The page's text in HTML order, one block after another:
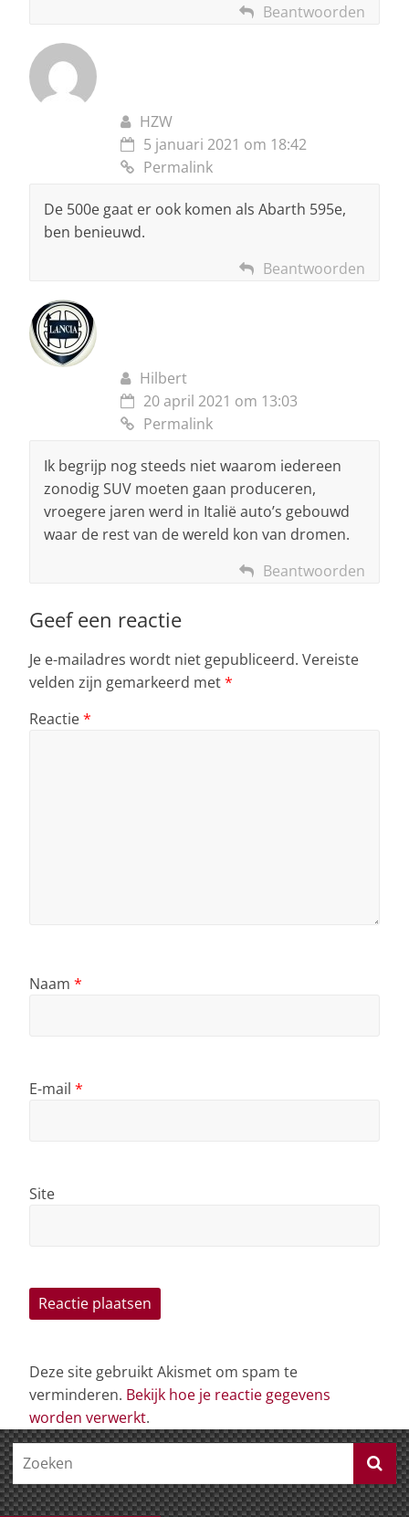
Beantwoorden
HZW
5 januari 2021 om 18:42
Permalink
De 500e gaat er ook komen als Abarth 595e,
ben benieuwd.
Beantwoorden
Hilbert
20 april 2021 om 13:03
Permalink
Ik begrijp nog steeds niet waarom iedereen
zonodig SUV moeten gaan produceren,
vroegere jaren werd in Italië auto’s gebouwd
waar de rest van de wereld kon van dromen.
Beantwoorden
Geef een reactie
Je e-mailadres wordt niet gepubliceerd. Vereiste
velden zijn gemarkeerd met*
Reactie*
Naam *
E-mail *
Site
Deze site gebruikt Akismet om spam te
verminderen. Bekijk hoe je reactie gegevens
worden verwerkt.